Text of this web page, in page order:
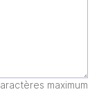
maximum